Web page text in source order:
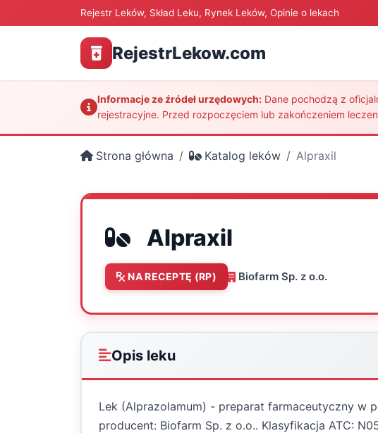
Rejestr Leków, Skład Leku, Rynek Leków, Opinie o lekach
RejestrLekow.com
Informacje ze źródeł urzędowych: Dane pochodzą z
rejestracyjne. Przed rozpoczęciem lub zakończeniem
Strona główna Katalog leków Alpraxil
Alpraxil
NA RECEPTĘ (RP) Biofarm Sp. z o.o.
Opis leku
Lek (Alprazolamum) - preparat farmaceutyczny w
producent: Biofarm Sp. z o.o.. Klasyfikacja ATC: